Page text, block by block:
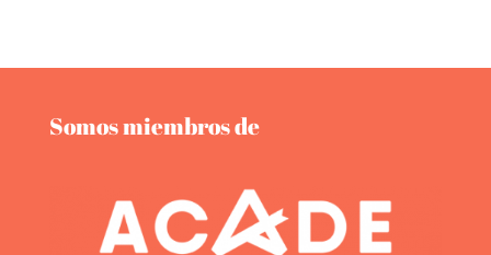
Somos miembros de